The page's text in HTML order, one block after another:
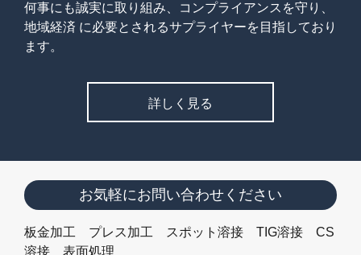
何事にも誠実に取り組み、コンプライアンスを守り、
地域経済 に必要とされるサプライヤーを目指しており
ます。
詳しく見る
お気軽にお問い合わせください
板金加工 プレス加工 スポット溶接 TIG溶接 CS
溶接 表面処理